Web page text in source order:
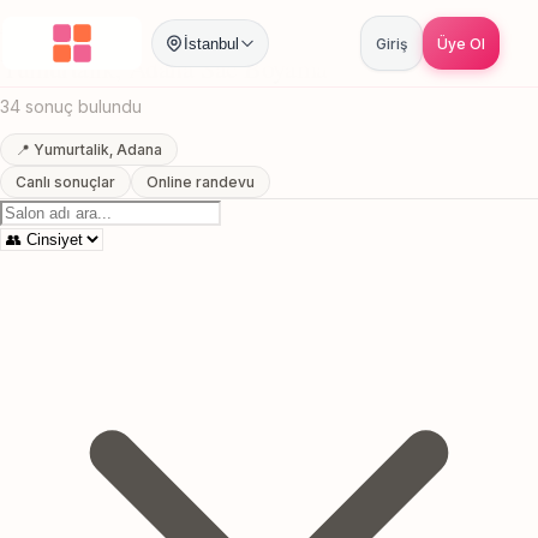
İstanbul Giriş Üye Ol
Anasayfa / Adana Yumurtalik
Yumurtalik, Adana Sac Boyama
34 sonuç bulundu
📍 Yumurtalik, Adana
Canlı sonuçlar
Online randevu